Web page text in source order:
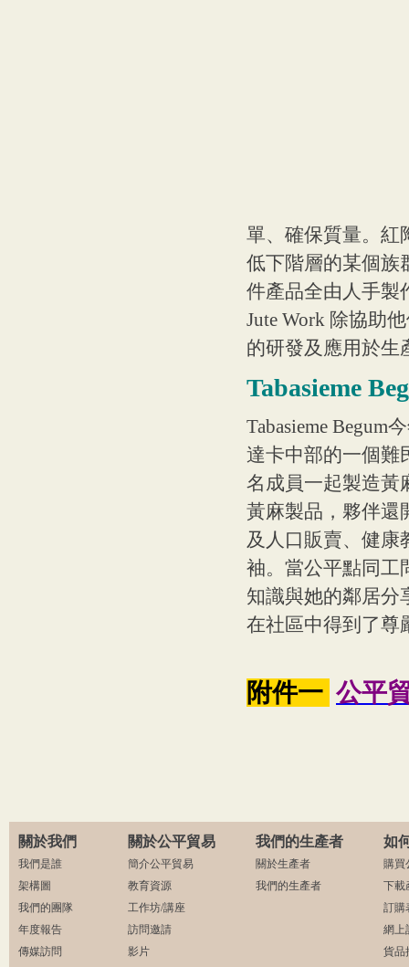
單、確保質量。紅
低下階層的某個族
件產品全由人手製
Jute Work 除協助
的研發及應用於生
Tabasieme
Tabasieme Begum
達卡中部的一個難
名成員一起製造黃
黃麻製品，夥伴還
及人口販賣、健康
袖。當公平點同工
知識與她的鄰居分
在社區中得到了尊
附件一 公平
關於我們 關於公平貿易 我們的生產者 如
我們是誰
架構圖
我們的團隊
年度報告
傳媒訪問
簡介公平貿易
教育資源
工作坊/講座
訪問邀請
影片
關於生產者
我們的生產者
購買
下載
訂購
網上
貨品